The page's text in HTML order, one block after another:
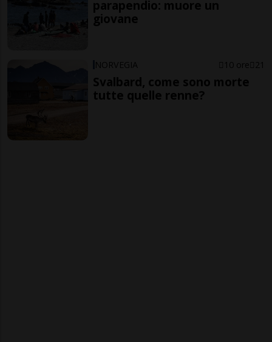
parapendio: muore un
giovane
NORVEGIA 10 ore 21
Svalbard, come sono morte
tutte quelle renne?